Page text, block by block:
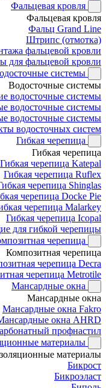
Фальцевая кровля
Фальцевая кровля
Фальц Grand Line
Штрипс (отмотка)
фальцевой кровли
для фальцевой кровли
системы
Водосточные системы
водосточные системы
водосточные системы
водосточные системы
водосточных систем
Гибкая черепица
Гибкая черепица
Гибкая черепица Katepal
Гибкая черепица Ruflex
черепица Shinglas
черепица Docke Pie
черепица Malarkey
Гибкая черепица Icopal
для гибкой черепицы
черепица
Композитная черепица
черепица Decra
черепица Metrotile
Мансардные окна
Мансардные окна
Мансардные окна Fakro
окна AHRD
профнастил
материалы
материалы
Бикрост
Бикроэласт